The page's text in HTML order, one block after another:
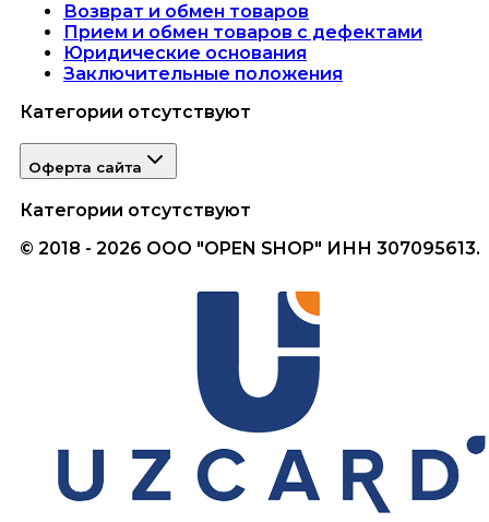
Возврат и обмен товаров
Прием и обмен товаров с дефектами
Юридические основания
Заключительные положения
Категории отсутствуют
Оферта сайта
Категории отсутствуют
© 2018 - 2026 ООО "OPEN SHOP" ИНН 307095613.